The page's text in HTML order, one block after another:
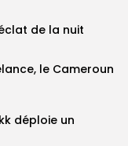
de la nuit
le Cameroun
déploie un